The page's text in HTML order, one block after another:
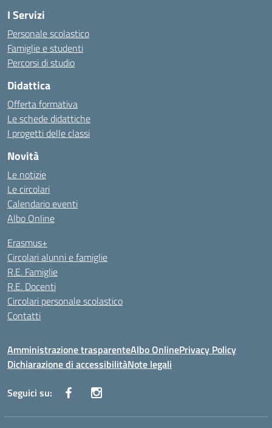
I Servizi
Personale scolastico
Famiglie e studenti
Percorsi di studio
Didattica
Offerta formativa
Le schede didattiche
I progetti delle classi
Novità
Le notizie
Le circolari
Calendario eventi
Albo Online
Erasmus+
Circolari alunni e famiglie
R.E. Famiglie
R.E. Docenti
Circolari personale scolastico
Contatti
Amministrazione trasparenteAlbo OnlinePrivacy Policy
Dichiarazione di accessibilitàNote legali
Seguici su: